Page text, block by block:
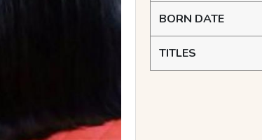
BORN DATE
TITLES